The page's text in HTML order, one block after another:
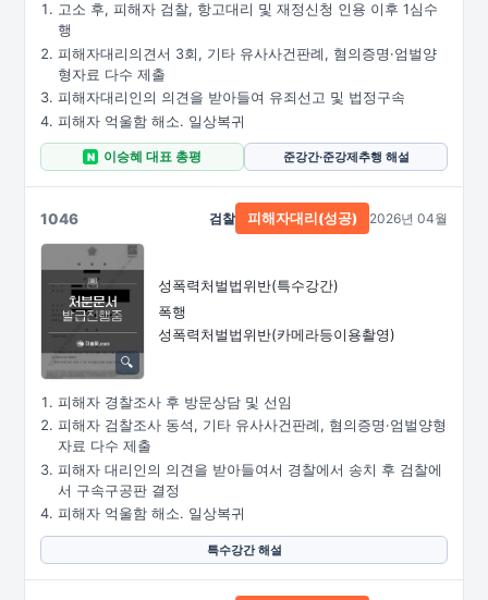
고소 후, 피해자 검찰, 항고대리 및 재정신청 인용 이후 1심수
행
피해자대리의견서 3회, 기타 유사사건판례, 혐의증명·엄벌양
형자료 다수 제출
피해자대리인의 의견을 받아들여 유죄선고 및 법정구속
피해자 억울함 해소. 일상복귀
N 이승혜 대표 총평 준강간·준강제추행 해설
1046
성폭력처벌법위반(특수강간)
폭행
성폭력처벌법위반(카메라등이용촬영)
검찰 피해자대리(성공) 2026년 04월
피해자 경찰조사 후 방문상담 및 선임
피해자 검찰조사 동석, 기타 유사사건판례, 혐의증명·엄벌양형
자료 다수 제출
피해자 대리인의 의견을 받아들여서 경찰에서 송치 후 검찰에
서 구속구공판 결정
피해자 억울함 해소. 일상복귀
특수강간 해설